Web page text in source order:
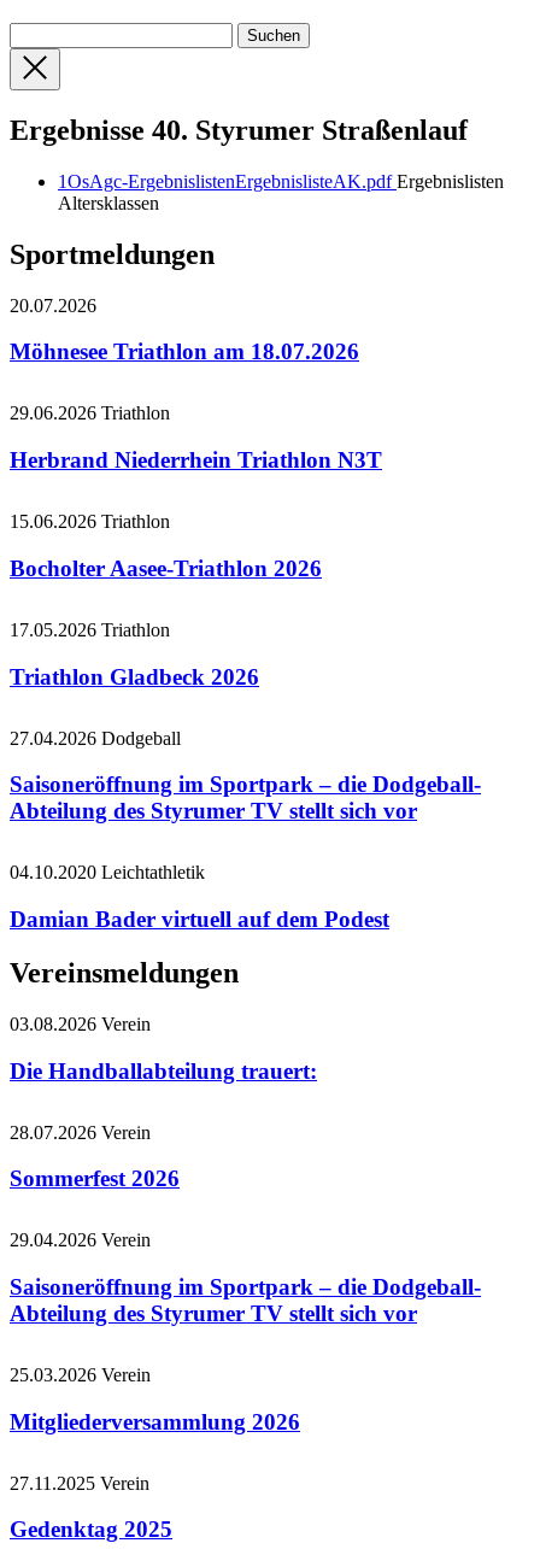
Ergebnisse 40. Styrumer Straßenlauf
1OsAgc-ErgebnislistenErgebnislisteAK.pdf Ergebnislisten
Altersklassen
Sportmeldungen
20.07.2026
Möhnesee Triathlon am 18.07.2026
29.06.2026 Triathlon
Herbrand Niederrhein Triathlon N3T
15.06.2026 Triathlon
Bocholter Aasee-Triathlon 2026
17.05.2026 Triathlon
Triathlon Gladbeck 2026
27.04.2026 Dodgeball
Saisoneröffnung im Sportpark – die Dodgeball-
Abteilung des Styrumer TV stellt sich vor
04.10.2020 Leichtathletik
Damian Bader virtuell auf dem Podest
Vereinsmeldungen
03.08.2026 Verein
Die Handballabteilung trauert:
28.07.2026 Verein
Sommerfest 2026
29.04.2026 Verein
Saisoneröffnung im Sportpark – die Dodgeball-
Abteilung des Styrumer TV stellt sich vor
25.03.2026 Verein
Mitgliederversammlung 2026
27.11.2025 Verein
Gedenktag 2025